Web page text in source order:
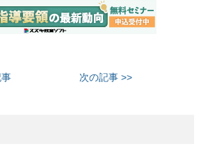
次の記事 >>